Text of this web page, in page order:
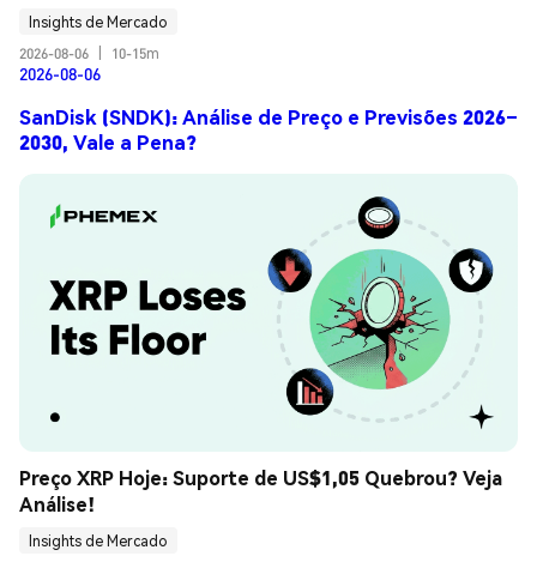
Insights de Mercado
2026-08-06
10-15m
2026-08-06
SanDisk (SNDK): Análise de Preço e Previsões 2026–
2030, Vale a Pena?
Preço XRP Hoje: Suporte de US$1,05 Quebrou? Veja
Análise!
Insights de Mercado